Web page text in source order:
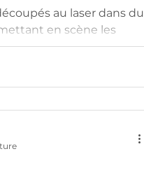
au laser dans du
en scène les
légendaires.
alliant
intemporel.